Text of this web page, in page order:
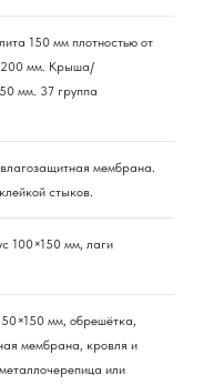
150 мм плотностью от
200 мм. Крыша/
мм. 37 группа
мембрана.
стыков.
100×150 мм, лаги
мм, обрешётка,
мембрана, кровля и
или